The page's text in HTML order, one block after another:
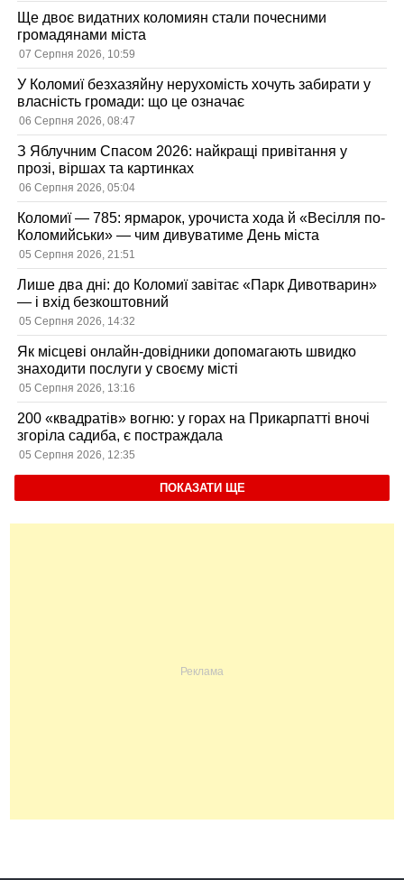
Ще двоє видатних коломиян стали почесними
громадянами міста
07 Серпня 2026, 10:59
У Коломиї безхазяйну нерухомість хочуть забирати у
власність громади: що це означає
06 Серпня 2026, 08:47
З Яблучним Спасом 2026: найкращі привітання у
прозі, віршах та картинках
06 Серпня 2026, 05:04
Коломиї — 785: ярмарок, урочиста хода й «Весілля по-
Коломийськи» — чим дивуватиме День міста
05 Серпня 2026, 21:51
Лише два дні: до Коломиї завітає «Парк Дивотварин»
— і вхід безкоштовний
05 Серпня 2026, 14:32
Як місцеві онлайн-довідники допомагають швидко
знаходити послуги у своєму місті
05 Серпня 2026, 13:16
200 «квадратів» вогню: у горах на Прикарпатті вночі
згоріла садиба, є постраждала
05 Серпня 2026, 12:35
ПОКАЗАТИ ЩЕ